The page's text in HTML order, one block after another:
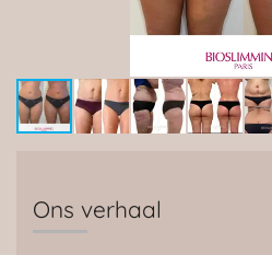
Ons verhaal